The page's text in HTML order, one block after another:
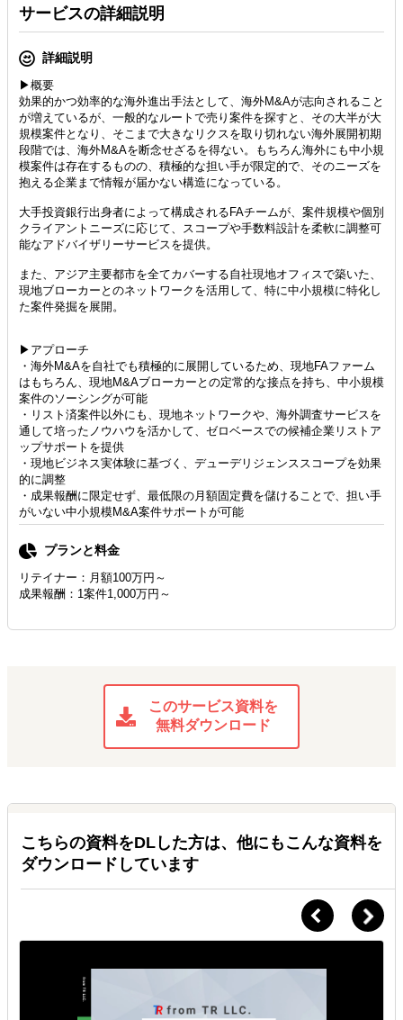
サービスの詳細説明
詳細説明
▶概要
効果的かつ効率的な海外進出手法として、海外M&Aが志向されること
が増えているが、一般的なルートで売り案件を探すと、その大半が大
規模案件となり、そこまで大きなリクスを取り切れない海外展開初期
段階では、海外M&Aを断念せざるを得ない。もちろん海外にも中小規
模案件は存在するものの、積極的な担い手が限定的で、そのニーズを
抱える企業まで情報が届かない構造になっている。
大手投資銀行出身者によって構成されるFAチームが、案件規模や個別
クライアントニーズに応じて、スコープや手数料設計を柔軟に調整可
能なアドバイザリーサービスを提供。
また、アジア主要都市を全てカバーする自社現地オフィスで築いた、
現地ブローカーとのネットワークを活用して、特に中小規模に特化し
た案件発掘を展開。
▶アプローチ
・海外M&Aを自社でも積極的に展開しているため、現地FAファーム
はもちろん、現地M&Aブローカーとの定常的な接点を持ち、中小規模
案件のソーシングが可能
・リスト済案件以外にも、現地ネットワークや、海外調査サービスを
通して培ったノウハウを活かして、ゼロベースでの候補企業リストア
ップサポートを提供
・現地ビジネス実体験に基づく、デューデリジェンススコープを効果
的に調整
・成果報酬に限定せず、最低限の月額固定費を儲けることで、担い手
がいない中小規模M&A案件サポートが可能
プランと料金
リテイナー：月額100万円～
成果報酬：1案件1,000万円～
このサービス資料を
無料ダウンロード
こちらの資料をDLした方は、他にもこんな資料を
ダウンロードしています